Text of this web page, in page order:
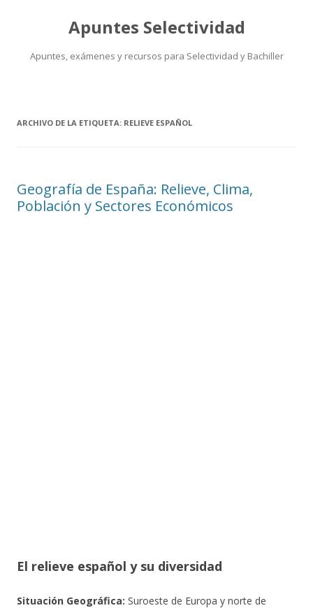
Apuntes Selectividad
Apuntes, exámenes y recursos para Selectividad y Bachiller
ARCHIVO DE LA ETIQUETA: RELIEVE ESPAÑOL
Geografía de España: Relieve, Clima,
Población y Sectores Económicos
El relieve español y su diversidad
Situación Geográfica: Suroeste de Europa y norte de